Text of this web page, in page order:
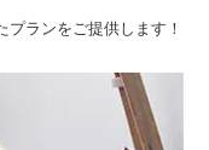
ランをご提供します！